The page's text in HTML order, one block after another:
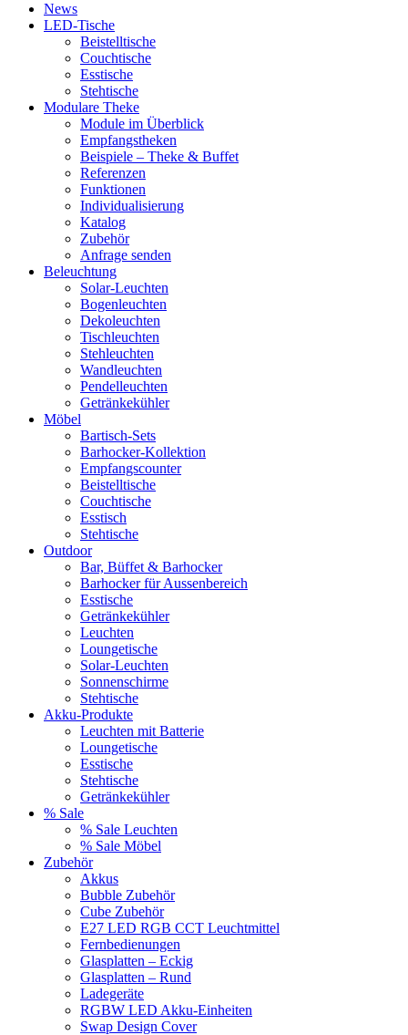
News
LED-Tische
Beistelltische
Couchtische
Esstische
Stehtische
Modulare Theke
Module im Überblick
Empfangstheken
Beispiele – Theke & Buffet
Referenzen
Funktionen
Individualisierung
Katalog
Zubehör
Anfrage senden
Beleuchtung
Solar-Leuchten
Bogenleuchten
Dekoleuchten
Tischleuchten
Stehleuchten
Wandleuchten
Pendelleuchten
Getränkekühler
Möbel
Bartisch-Sets
Barhocker-Kollektion
Empfangscounter
Beistelltische
Couchtische
Esstisch
Stehtische
Outdoor
Bar, Büffet & Barhocker
Barhocker für Aussenbereich
Esstische
Getränkekühler
Leuchten
Loungetische
Solar-Leuchten
Sonnenschirme
Stehtische
Akku-Produkte
Leuchten mit Batterie
Loungetische
Esstische
Stehtische
Getränkekühler
% Sale
% Sale Leuchten
% Sale Möbel
Zubehör
Akkus
Bubble Zubehör
Cube Zubehör
E27 LED RGB CCT Leuchtmittel
Fernbedienungen
Glasplatten – Eckig
Glasplatten – Rund
Ladegeräte
RGBW LED Akku-Einheiten
Swap Design Cover